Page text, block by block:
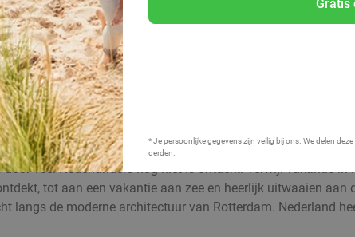
Gratis
* Je persoonlijke gegevens zijn veilig bij ons. We delen
derden.
veel Nederlanders nog niet is ontdekt. Terwijl vakantie
tot aan een vakantie aan zee en heerlijk uitwaaien
langs de moderne architectuur van Rotterdam. Nederland